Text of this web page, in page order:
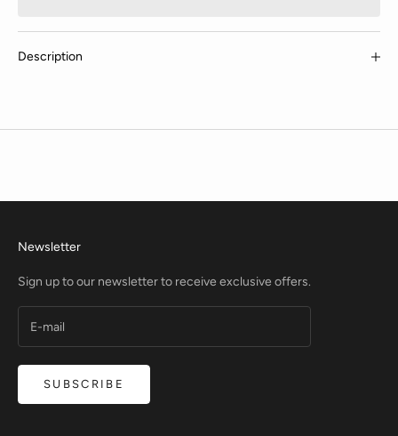
Description
Newsletter
Sign up to our newsletter to receive exclusive offers.
SUBSCRIBE